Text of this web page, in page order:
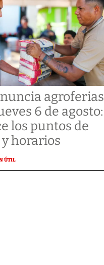
agroferias
6 de agosto:
los puntos de
horarios
ÚTIL